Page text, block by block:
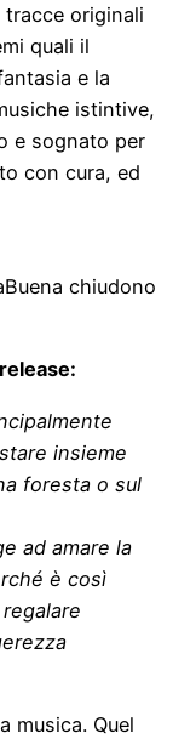
originali
quali il
e la
istintive,
e sognato per
con cura, ed
chiudono
insieme
foresta o sul
ad amare la
è così
musica. Quel